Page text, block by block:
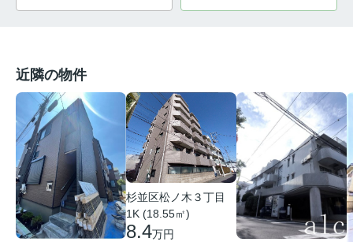
近隣の物件
杉並区松ノ木３丁目
1K (18.55㎡)
8.4万円